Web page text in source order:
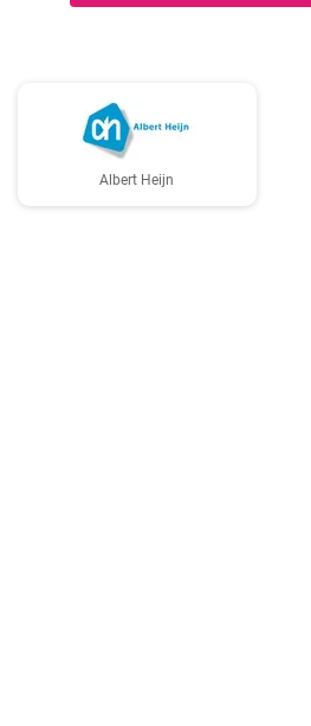
fluweelzachte room en de hartige toets
Albert Heijn